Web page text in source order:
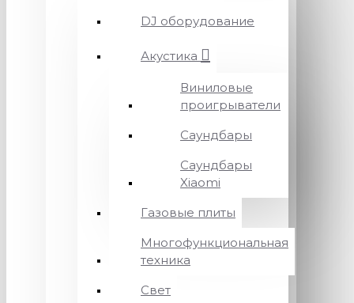
DJ оборудование
Акустика
Виниловые
проигрыватели
Саундбары
Саундбары
Xiaomi
Газовые плиты
Многофункциональная
техника
Свет